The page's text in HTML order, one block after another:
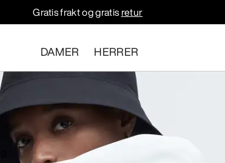
Gratis frakt og gratisretur
DAMER HERRER